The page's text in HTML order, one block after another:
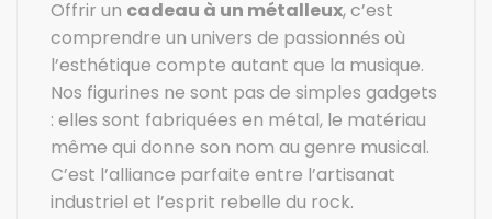
Offrir un cadeau à un métalleux, c’est
comprendre un univers de passionnés où
l’esthétique compte autant que la musique.
Nos figurines ne sont pas de simples gadgets
: elles sont fabriquées en métal, le matériau
même qui donne son nom au genre musical.
C’est l’alliance parfaite entre l’artisanat
industriel et l’esprit rebelle du rock.